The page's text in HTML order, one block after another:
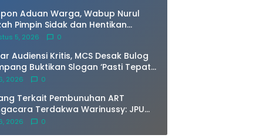
Aduan Warga, Wabup Nurul
Pimpin Sidak dan Hentikan
Pengerukan Tanah di Trucuk
5, 2026 0
Audiensi Kritis, MCS Desak Bulog
Buktikan Slogan ‘Pasti Tepat
Kuantitas’
2026 0
Terkait Pembunuhan ART
Terdakwa Warinussy: JPU
Saksi Ahli dr.Jimmy,
2026 0